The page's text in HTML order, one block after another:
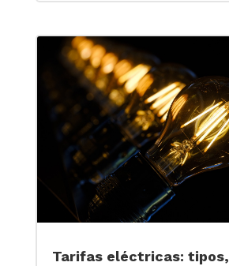
Tarifas eléctricas: tipos,